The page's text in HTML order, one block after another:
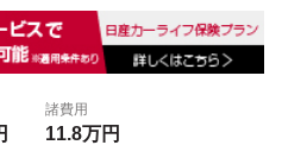
諸費用
11.8万円